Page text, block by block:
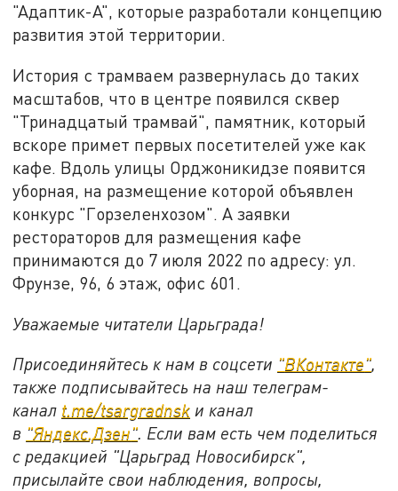
"Адаптик-А", которые разработали концепцию
развития этой территории.
История с трамваем развернулась до таких
масштабов, что в центре появился сквер
"Тринадцатый трамвай", памятник, который
вскоре примет первых посетителей уже как
кафе. Вдоль улицы Орджоникидзе появится
уборная, на размещение которой объявлен
конкурс "Горзеленхозом". А заявки
рестораторов для размещения кафе
принимаются до 7 июля 2022 по адресу: ул.
Фрунзе, 96, 6 этаж, офис 601.
Уважаемые читатели Царьграда!
Присоединяйтесь к нам в соцсети "ВКонтакте",
также подписывайтесь на наш телеграм-
канал t.me/tsargradnsk и канал
в "Яндекс.Дзен". Если вам есть чем поделиться
с редакцией "Царьград Новосибирск",
присылайте свои наблюдения, вопросы,